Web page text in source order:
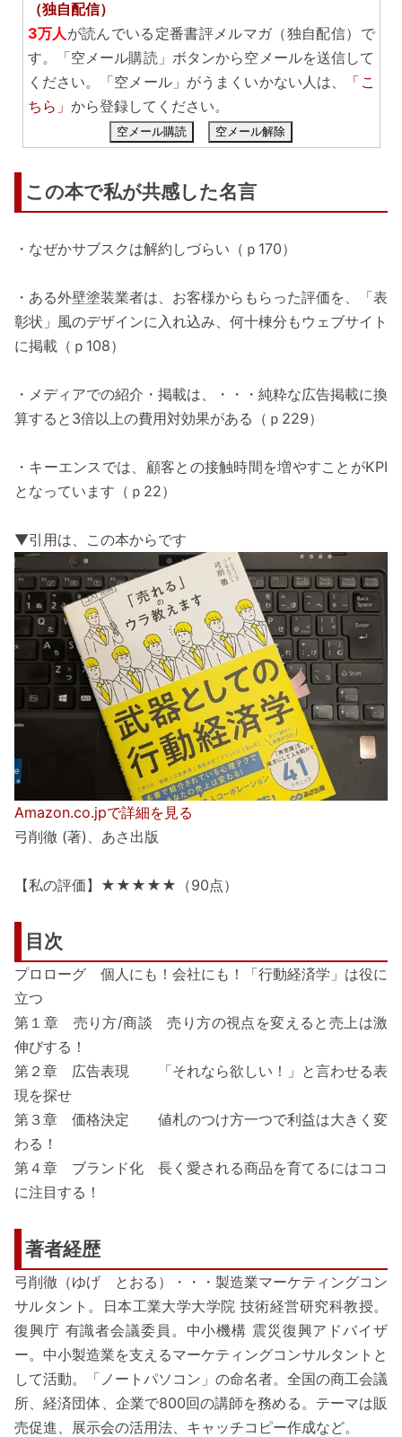
（独自配信）
3万人 が読んでいる定番書評メルマガ（独自配信）で
す。「空メール購読」ボタンから空メールを送信して
ください。「空メール」がうまくいかない人は、
「こ
ちら」 から登録してください。
空メール購読 空メール解除
この本で私が共感した名言
・なぜかサブスクは解約しづらい（ｐ170）
・ある外壁塗装業者は、お客様からもらった評価を、「表
彰状」風のデザインに入れ込み、何十棟分もウェブサイト
に掲載（ｐ108）
・メディアでの紹介・掲載は、・・・純粋な広告掲載に換
算すると3倍以上の費用対効果がある（ｐ229）
・キーエンスでは、顧客との接触時間を増やすことがKPI
となっています（ｐ22）
▼引用は、この本からです
Amazon.co.jpで詳細を見る
弓削徹 (著)、あさ出版
【私の評価】★★★★★（90点）
目次
プロローグ 個人にも！会社にも！「行動経済学」は役に
立つ
第１章 売り方/商談 売り方の視点を変えると売上は激
伸びする！
第２章 広告表現 「それなら欲しい！」と言わせる表
現を探せ
第３章 価格決定 値札のつけ方一つで利益は大きく変
わる！
第４章 ブランド化 長く愛される商品を育てるにはココ
に注目する！
著者経歴
弓削徹（ゆげ とおる）・・・製造業マーケティングコン
サルタント。日本工業大学大学院 技術経営研究科教授。
復興庁 有識者会議委員。中小機構 震災復興アドバイザ
ー。中小製造業を支えるマーケティングコンサルタントと
して活動。「ノートパソコン」の命名者。全国の商工会議
所、経済団体、企業で800回の講師を務める。テーマは販
売促進、展示会の活用法、キャッチコピー作成など。